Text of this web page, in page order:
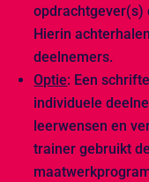
opdrachtgever(s)
Hierin
deelnemers.
Optie: Een
individuele
leerwensen en
trainer gebruikt